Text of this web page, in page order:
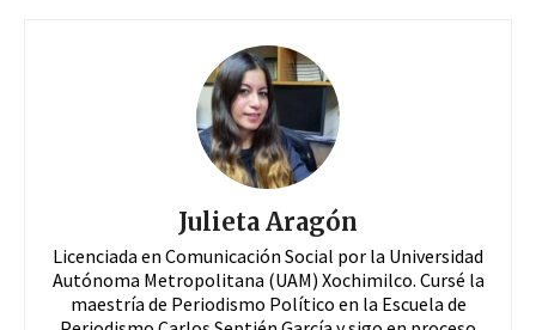
Julieta Aragón
Licenciada en Comunicación Social por la Universidad
Autónoma Metropolitana (UAM) Xochimilco. Cursé la
maestría de Periodismo Político en la Escuela de